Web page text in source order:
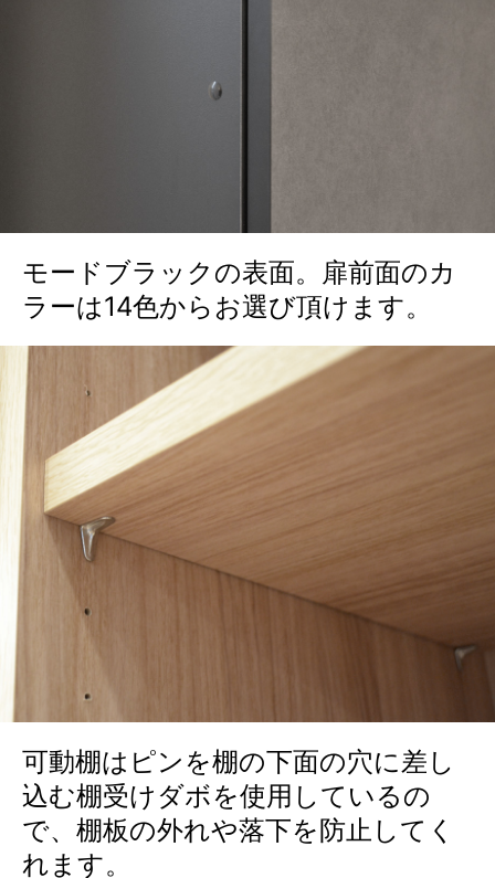
モードブラックの表面。扉前面のカ
ラーは14色からお選び頂けます。
可動棚はピンを棚の下面の穴に差し
込む棚受けダボを使用しているの
で、棚板の外れや落下を防止してく
れます。